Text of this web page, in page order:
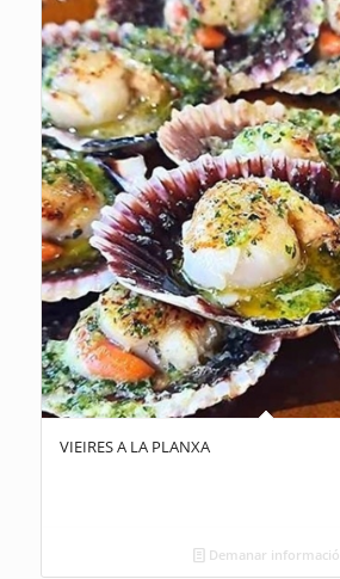
VIEIRES A LA PLANXA
Demanar informació